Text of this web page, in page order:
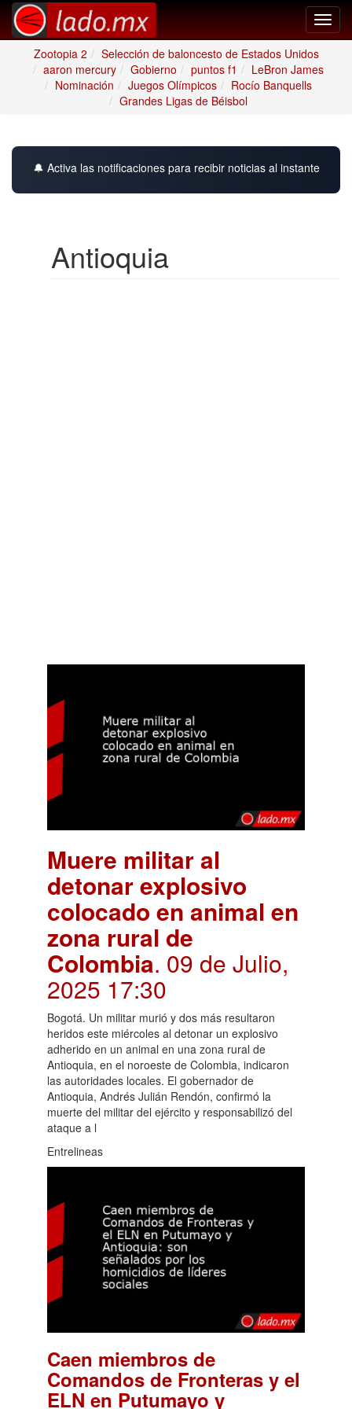
Zootopia 2
Selección de baloncesto de Estados Unidos
aaron mercury
Gobierno puntos f1
LeBron James
Nominación
Juegos Olímpicos
Rocío Banquells
Grandes Ligas de Béisbol
🔔 Activa las notificaciones para recibir noticias al instante
Antioquia
Muere militar al
detonar explosivo
colocado en animal en
zona rural de
Colombia. 09 de Julio,
2025 17:30
Bogotá. Un militar murió y dos más resultaron
heridos este miércoles al detonar un explosivo
adherido en un animal en una zona rural de
Antioquia, en el noroeste de Colombia, indicaron
las autoridades locales. El gobernador de
Antioquia, Andrés Julián Rendón, confirmó la
muerte del militar del ejército y responsabilizó del
ataque a l
Entrelineas
Caen miembros de
Comandos de Fronteras y el
ELN en Putumayo y